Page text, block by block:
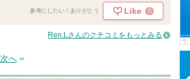
参考にしたい！ありがとう Like 0
Ren.Lさんのクチコミをもっとみる
次へ